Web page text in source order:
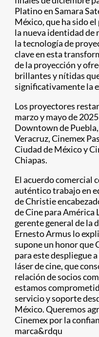
Platino en Samara
México, que ha sido
la nueva identidad de
la tecnología de
clave en esta
de la proyección y
brillantes y nítidas
significativamente la
Los proyectores
marzo y mayo de
Downtown de
Veracruz, Cinemex
Ciudad de México y
Chiapas.
El acuerdo comercial
auténtico trabajo en
de Christie
de Cine para América
gerente general de la
Ernesto Armus lo
supone un honor que
para este despliegue
láser de cine, que
relación de socios
estamos
servicio y soporte
México. Queremos
Cinemex por la
marca&rdqu